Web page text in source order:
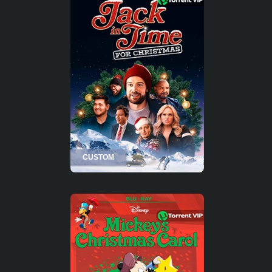
CUSTOM